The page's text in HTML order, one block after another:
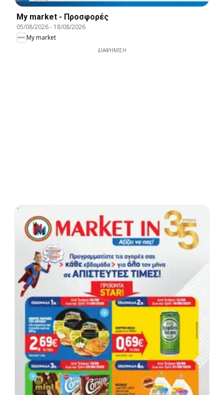
My market - Προσφορές
05/08/2026- 18/08/2026
My market
ΔΙΑΦΉΜΙΣΗ